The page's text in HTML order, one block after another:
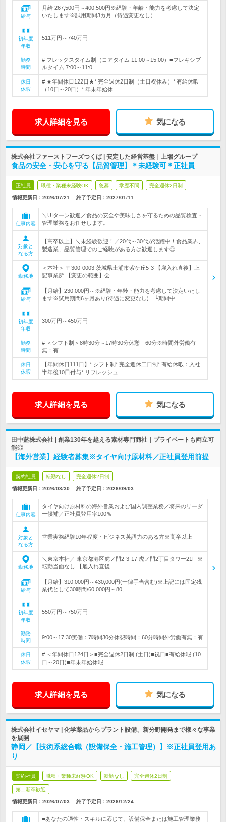
給与
月給 267,500円～400,500円※経験・年齢・能力を考慮して決定
いたします※試用期間3カ月（待遇変更なし）
初年度
年収
511万円～740万円
勤務
時間
# フレックスタイム制（コアタイム 11:00～15:00）■フレキシブ
ルタイム 7:00～11:0…
休日
休暇
# ★年間休日122日★* 完全週休2日制（土日祝休み）* 有給休暇
（10日～20日）* 年末年始休…
求人詳細を見る 気になる
株式会社ファーストフーズつくば | 安定した経営基盤｜上場グループ
食品の安全・安心を守る【品質管理】＊未経験可＊正社員
正社員 職種・業種未経験OK 急募 学歴不問 完全週休2日制
情報更新日：2026/07/21 終了予定日： 2027/01/11
仕事内容
＼UIターン歓迎／食品の安全や美味しさを守るための品質検査・
管理業務をお任せします。
対象と
なる方
【高卒以上】＼未経験歓迎！／20代～30代が活躍中！食品業界、
製造業、品質管理でのご経験がある方は歓迎します◎
勤務地
＜本社＞ 〒300-0003 茨城県土浦市紫ケ丘5-3 【雇入れ直後】上
記事業所 【変更の範囲】会…
給与
【月給】230,000円～※経験・年齢・能力を考慮して決定いたし
ます※試用期間6ヶ月あり(待遇に変更なし) └期間中…
初年度
年収
300万円～450万円
勤務
時間
# ＜シフト制＞8時30分～17時30分休憩 60分※時間外労働有
無：有
休日
休暇
【年間休日111日】* シフト制* 完全週休二日制* 有給休暇：入社
半年後10日付与* リフレッシュ…
求人詳細を見る 気になる
田中藍株式会社 | 創業130年を越える素材専門商社｜プライベートも両立可
能◎
【海外営業】経験者募集※タイヤ向け原材料／正社員登用前提
契約社員 転勤なし 完全週休2日制
情報更新日：2026/03/30 終了予定日： 2026/09/03
仕事内容
タイヤ向け原材料の海外営業および国内調整業務／将来のリーダ
ー候補／正社員登用率100％
対象と
なる方
営業実務経験10年程度・ビジネス英語力のある方※高卒以上
勤務地
＼東京本社／ 東京都港区虎ノ門2-3-17 虎ノ門2丁目タワー21F ※
転勤当面なし 【雇入れ直後…
給与
【月給】310,000円～430,000円(一律手当含む)※上記には固定残
業代として30時間/60,000円～80,…
初年度
年収
550万円～750万円
勤務
時間
9:00～17:30実働：7時間30分休憩時間：60分時間外労働有無：有
休日
休暇
# ＜年間休日124日＞■完全週休2日制 (土日)■祝日■有給休暇 (10
日～20日)■年末年始休暇…
求人詳細を見る 気になる
株式会社イセヤマ | 化学薬品からプラント設備、新分野開発まで様々な事業
を展開
静岡／【技術系総合職（設備保全・施工管理）】※正社員登用あ
り
契約社員 職種・業種未経験OK 転勤なし 完全週休2日制
第二新卒歓迎
情報更新日：2026/07/03 終了予定日： 2026/12/24
■あなたの適性・スキルに応じて、設備保全または施工管理業務